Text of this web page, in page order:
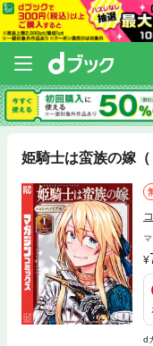
姫騎士は蛮族の嫁（
d